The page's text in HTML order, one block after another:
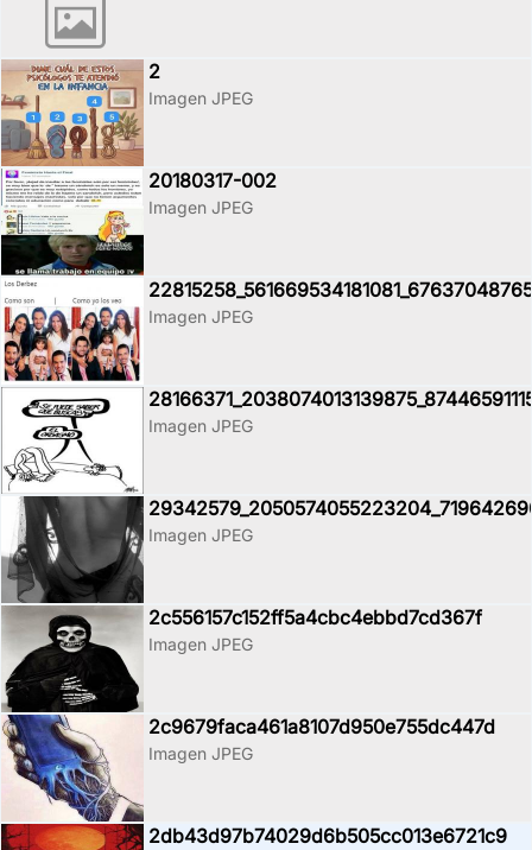
2
Imagen JPEG
20180317-002
Imagen JPEG
Imagen JPEG
Imagen JPEG
Imagen JPEG
2c556157c152ff5a4cbc4ebbd7cd367f
Imagen JPEG
2c9679faca461a8107d950e755dc447d
Imagen JPEG
2db43d97b74029d6b505cc013e6721c9